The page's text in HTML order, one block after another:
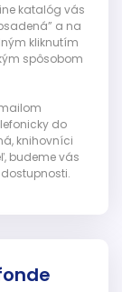
katalóg vás
a na
kliknutím
spôsobom
do
knihovníci
budeme vás